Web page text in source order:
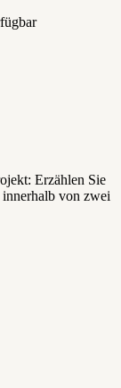
Erzählen Sie
von zwei